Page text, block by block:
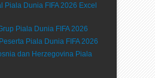
Piala Dunia FIFA 2026 Excel
Piala Dunia FIFA 2026
Piala Dunia FIFA 2026
dan Herzegovina Piala